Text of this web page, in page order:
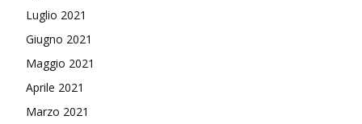
Luglio 2021
Giugno 2021
Maggio 2021
Aprile 2021
Marzo 2021